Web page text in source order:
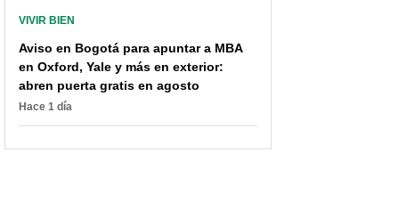
VIVIR BIEN
Aviso en Bogotá para apuntar a MBA
en Oxford, Yale y más en exterior:
abren puerta gratis en agosto
Hace 1 día